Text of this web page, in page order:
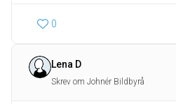
0
Lena D
Skrev om Johnér Bildbyrå